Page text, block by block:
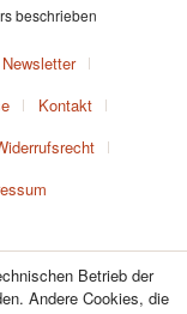
beschrieben
Newsletter
Kontakt
Betrieb der
Andere Cookies, die